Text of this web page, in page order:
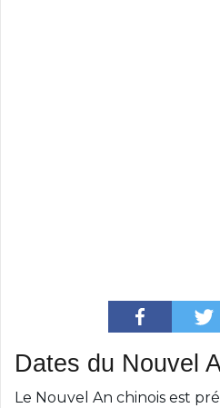
Dates du Nouvel
Le Nouvel An chinois est